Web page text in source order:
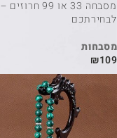
מסבחה 33 או 99 חרוזים –
לבחירתכם
מסבחות
₪109